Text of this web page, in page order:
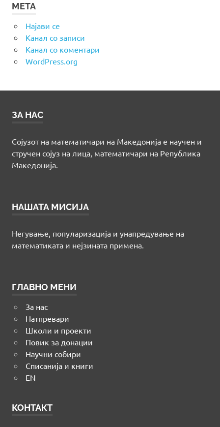
МЕТА
Најави се
Канал со записи
Канал со коментари
WordPress.org
ЗА НАС
Сојузот на математичари на Македонија е научен и
стручен сојуз на лица, математичари на Република
Македонија.
НАШАТА МИСИЈА
Негување, популаризација и унапредување на
математиката и нејзината примена.
ГЛАВНО МЕНИ
За нас
Натпревари
Школи и проекти
Повик за донации
Научни собири
Списанија и книги
EN
КОНТАКТ